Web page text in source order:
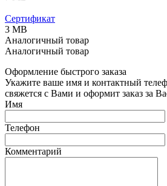
Сертификат
3 MB
Аналогичный товар
Аналогичный товар
Оформление быстрого заказа
Укажите ваше имя и контактный
свяжется с Вами и оформит заказ за
Имя
Телефон
Комментарий